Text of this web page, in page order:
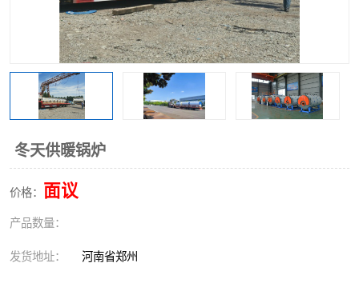
冬天供暖锅炉
价格： 面议
产品数量：
发货地址： 河南省郑州